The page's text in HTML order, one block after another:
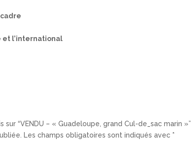
et l’international
“VENDU – « Guadeloupe, grand Cul-de_sac marin »”
Les champs obligatoires sont indiqués avec *